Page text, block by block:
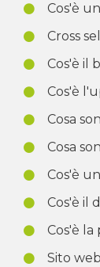
Cos'è
Cross
Cos'è il
Cos'è
Cosa
Cosa
Cos'è
Cos'è il
Cos'è
Sito